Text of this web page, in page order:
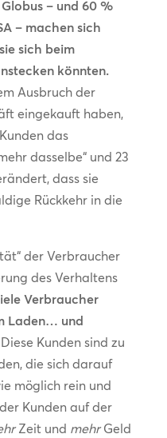
– und 60 %
– machen sich
sich beim
könnten.
Ausbruch der
eingekauft haben,
das
dasselbe“ und 23
dass sie
Rückkehr in die
der Verbraucher
des Verhaltens
Verbraucher
Laden… und
Kunden sind zu
die sich darauf
möglich rein und
Kunden auf der
Zeit und mehrGeld